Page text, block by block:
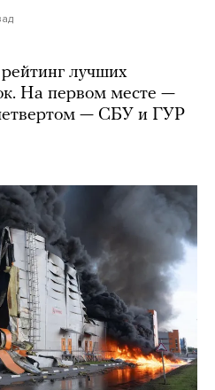
лучших
На первом месте —
— СБУ и ГУР